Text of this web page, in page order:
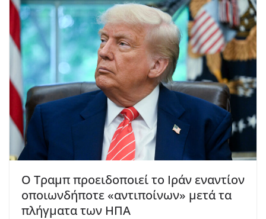
Ο Τραμπ προειδοποιεί το Ιράν εναντίον
οποιωνδήποτε «αντιποίνων» μετά τα
πλήγματα των ΗΠΑ